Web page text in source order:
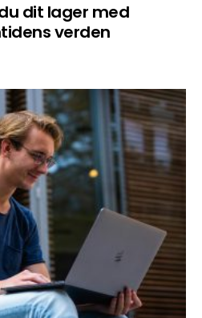
dit lager med
verden